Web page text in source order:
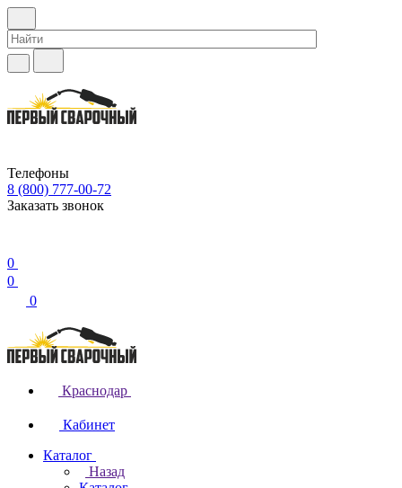
Телефоны
8 (800) 777-00-72
Заказать звонок
0
0
0
Краснодар
Кабинет
Каталог
Назад